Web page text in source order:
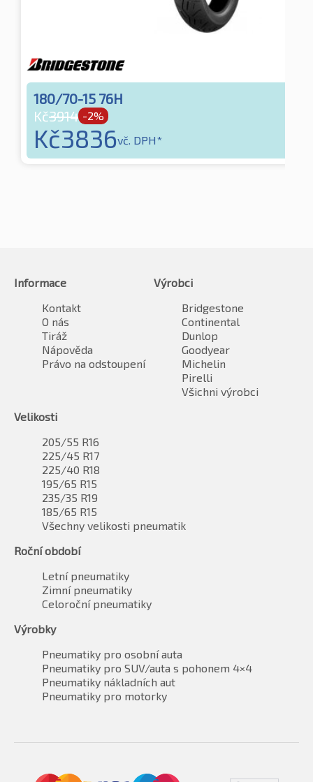
180/70-15 76H
Kč3914 -2%
Kč3836vč. DPH*
Informace
Kontakt
O nás
Tiráž
Nápověda
Právo na odstoupení
Výrobci
Bridgestone
Continental
Dunlop
Goodyear
Michelin
Pirelli
Všichni výrobci
Velikosti
205/55 R16
225/45 R17
225/40 R18
195/65 R15
235/35 R19
185/65 R15
Všechny velikosti pneumatik
Roční období
Letní pneumatiky
Zimní pneumatiky
Celoroční pneumatiky
Výrobky
Pneumatiky pro osobní auta
Pneumatiky pro SUV/auta s pohonem 4×4
Pneumatiky nákladních aut
Pneumatiky pro motorky